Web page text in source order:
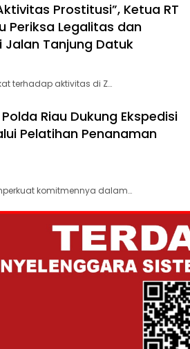
Prostitusi”, Ketua RT
Periksa Legalitas dan
Tanjung Datuk
terhadap aktivitas di Z…
Riau Dukung Ekspedisi
Pelatihan Penanaman
komitmennya dalam…